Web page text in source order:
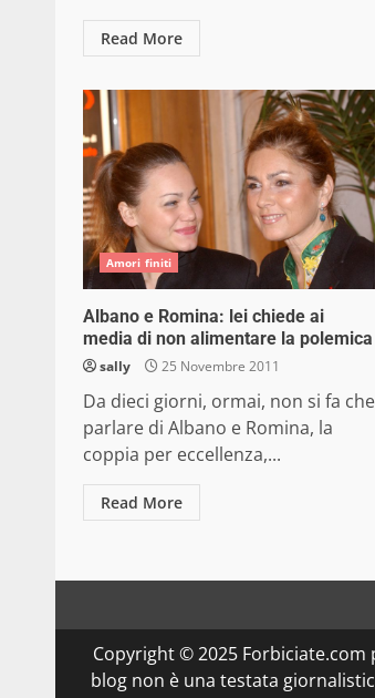
Read More
Amori finiti
Albano e Romina: lei chiede ai
media di non alimentare la polemica
sally 25 Novembre 2011
Da dieci giorni, ormai, non si fa che
parlare di Albano e Romina, la
coppia per eccellenza,...
Read More
Copyright © 2025 Forbiciate.com
blog non è una testata